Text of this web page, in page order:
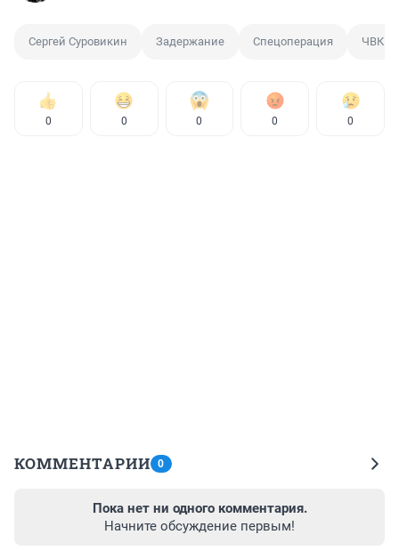
Сергей Суровикин Задержание Спецоперация ЧВК
0 0 0 0 0
КОММЕНТАРИИ 0
Пока нет ни одного комментария.
Начните обсуждение первым!